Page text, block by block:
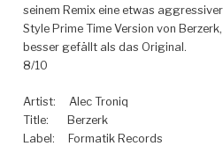
seinem Remix eine etwas
Style Prime Time Version von
besser gefällt als das Original.
8/10
Artist: Alec Troniq
Title: Berzerk
Label: Formatik Records